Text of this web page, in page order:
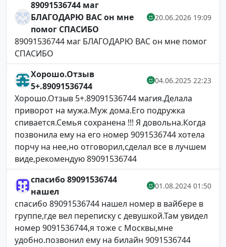
89091536744 маг
БЛАГОДАРЮ ВАС он мне
помог СПАСИБО
20.06.2026 19:09
89091536744 маг БЛАГОДАРЮ ВАС он мне помог
СПАСИБО
Хорошо.Отзыв
5+.89091536744
04.06.2025 22:23
Хорошо.Отзыв 5+.89091536744 магия.Делала
приворот на мужа.Муж дома.Его подружка
спивается.Семья сохранена !!! Я довольна.Когда
позвонила ему на его номер 9091536744 хотела
порчу на нее,но отговорил,сделал все в лучшем
виде,рекомендую 89091536744
спасибо 89091536744
нашел
01.08.2024 01:50
спасибо 89091536744 нашел номер в вайбере в
группе,где вел переписку с девушкой.Там увидел
номер 9091536744,я тоже с Москвы,мне
удобно.позвонил ему на билайн 9091536744